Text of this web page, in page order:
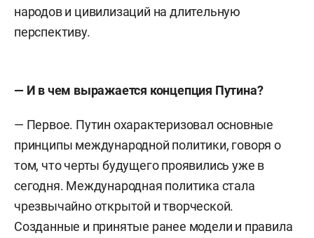
народов и цивилизаций на длительную
перспективу.
— И в чем выражается концепция Путина?
— Первое. Путин охарактеризовал основные
принципы международной политики, говоря о
том, что черты будущего проявились уже в
сегодня. Международная политика стала
чрезвычайно открытой и творческой.
Созданные и принятые ранее модели и правила